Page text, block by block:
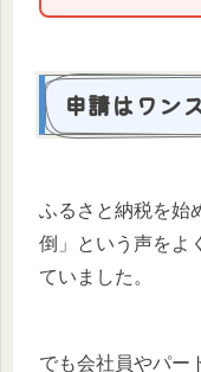
申請はワン
ふるさと納税を始
倒」という声をよ
ていました。
でも会社員やパー